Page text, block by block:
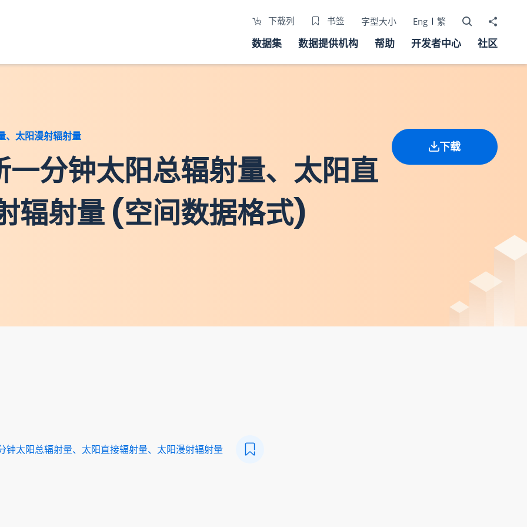
下载列 书签 字型大小 Eng 繁 打开搜寻器
分享至
数据集 数据提供机构 帮助 开发者中心 社区
、太阳漫射辐射量
分钟太阳总辐射量、太阳直
辐射量 (空间数据格式)
下载
钟太阳总辐射量、太阳直接辐射量、太阳漫射辐射量